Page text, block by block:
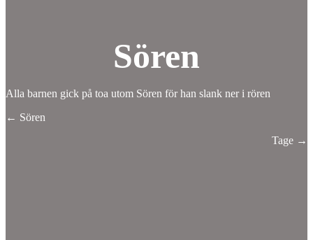
Sören
Alla barnen gick på toa utom Sören för han slank ner i rören
Posts
← Sören
Tage →